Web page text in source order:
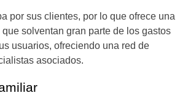
por sus clientes, por lo que ofrece una
solventan gran parte de los gastos
usuarios, ofreciendo una red de
asociados.